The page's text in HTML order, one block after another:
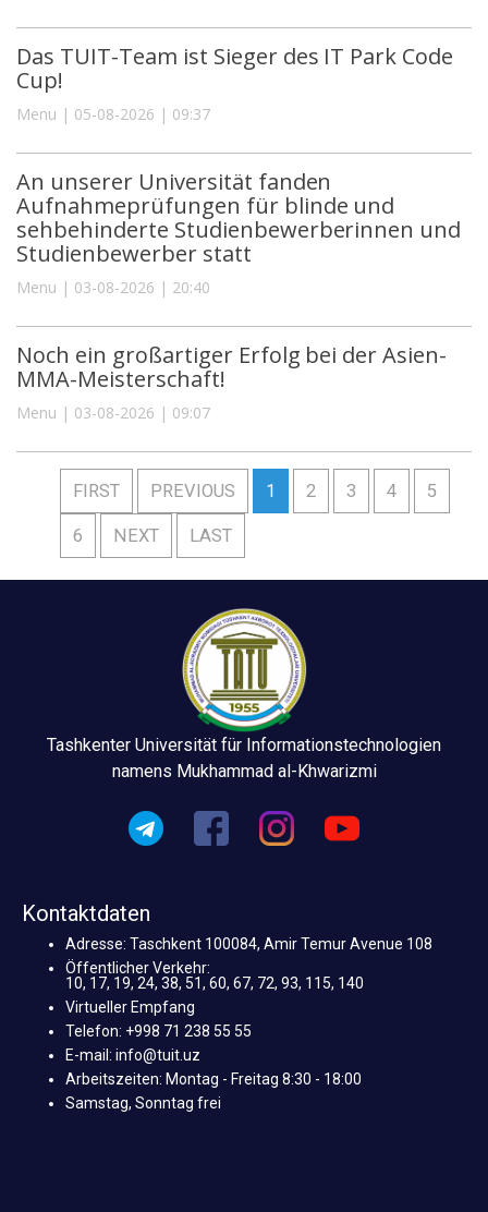
Das TUIT-Team ist Sieger des IT Park Code
Cup!
Menu | 05-08-2026 | 09:37
An unserer Universität fanden
Aufnahmeprüfungen für blinde und
sehbehinderte Studienbewerberinnen und
Studienbewerber statt
Menu | 03-08-2026 | 20:40
Noch ein großartiger Erfolg bei der Asien-
MMA-Meisterschaft!
Menu | 03-08-2026 | 09:07
FIRST PREVIOUS 1 2 3 4 5
6 NEXT LAST
Tashkenter Universität für Informationstechnologien
namens Mukhammad al-Khwarizmi
Kontaktdaten
Adresse: Taschkent 100084, Amir Temur Avenue 108
Öffentlicher Verkehr:
10, 17, 19, 24, 38, 51, 60, 67, 72, 93, 115, 140
Virtueller Empfang
Telefon: +998 71 238 55 55
E-mail: info@tuit.uz
Arbeitszeiten: Montag - Freitag 8:30 - 18:00
Samstag, Sonntag frei